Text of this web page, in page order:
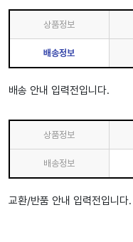
상품정보
배송정보
배송 안내 입력전입니다.
상품정보
배송정보
교환/반품 안내 입력전입니다.